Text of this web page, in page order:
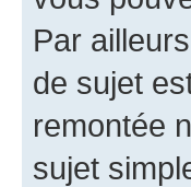
Par
de sujet
remontée
sujet